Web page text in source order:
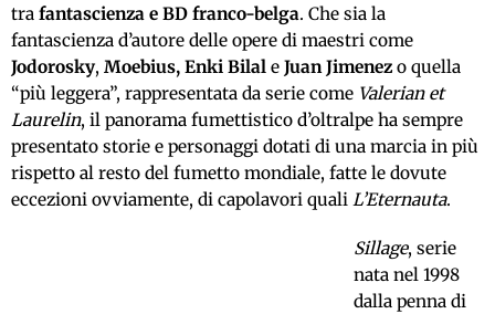
tra fantascienza e BD franco-belga. Che sia la
fantascienza d’autore delle opere di maestri come
Jodorosky, Moebius, Enki Bilal e Juan Jimenez o quella
“più leggera”, rappresentata da serie come Valerian et
Laurelin, il panorama fumettistico d’oltralpe ha sempre
presentato storie e personaggi dotati di una marcia in più
rispetto al resto del fumetto mondiale, fatte le dovute
eccezioni ovviamente, di capolavori quali L’Eternauta.
Sillage, serie
nata nel 1998
dalla penna di